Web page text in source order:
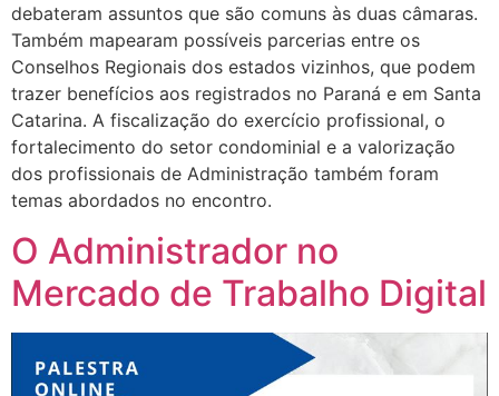
debateram assuntos que são comuns às duas câmaras.
Também mapearam possíveis parcerias entre os
Conselhos Regionais dos estados vizinhos, que podem
trazer benefícios aos registrados no Paraná e em Santa
Catarina. A fiscalização do exercício profissional, o
fortalecimento do setor condominial e a valorização
dos profissionais de Administração também foram
temas abordados no encontro.
O Administrador no
Mercado de Trabalho Digital